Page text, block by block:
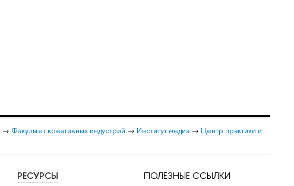
→ Факультет креативных индустрий → Институт медиа → Центр практики и
РЕСУРСЫ ПОЛЕЗНЫЕ ССЫЛКИ